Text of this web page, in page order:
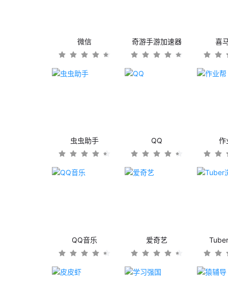
微信 奇游手游加速器 喜
虫虫助手 QQ 作
QQ音乐 爱奇艺